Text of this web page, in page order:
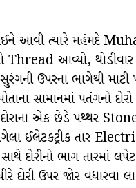
આવી ત્યારે મહંમદે
Thread આવ્યો,
ઉપરના ભાગેથી
સામાનમાં પતંગનો
એક છેડે પથ્થર
ઈલેટકટ્રીક તાર
ભાગ તારમાં
દોરી ઉપર જોર